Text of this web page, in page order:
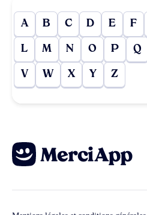
A B C D E F
L M N O P Q
V W X Y Z